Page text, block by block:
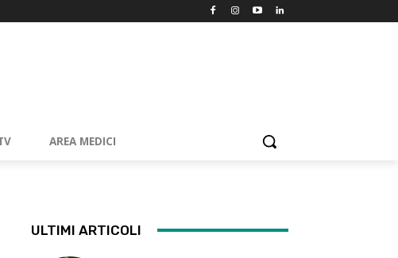
AREA MEDICI
ULTIMI ARTICOLI